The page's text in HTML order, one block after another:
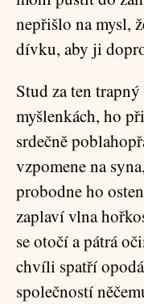
nepřišlo na mysl,
dívku, aby ji
Stud za ten
myšlenkách, ho
srdečně
vzpomene na
probodne ho
zaplaví vlna
se otočí a pátrá
chvíli spatří
společností